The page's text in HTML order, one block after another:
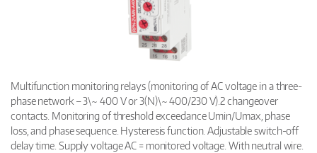
Multifunction monitoring relays (monitoring of AC voltage in a three-
phase network – 3\~ 400 V or 3(N)\~ 400/230 V).2 changeover
contacts. Monitoring of threshold exceedance Umin/Umax, phase
loss, and phase sequence. Hysteresis function. Adjustable switch-off
delay time. Supply voltage AC = monitored voltage. With neutral wire.